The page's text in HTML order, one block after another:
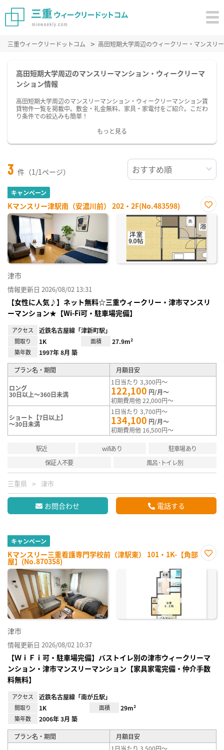
三重ウィークリードットコム 高田短期大学周辺のウィークリー・マンスリ
高田短期大学周辺のマンスリーマンション・ウィークリーマ
ンション情報
高田短期大学周辺のマンスリーマンション・ウィークリーマンション賃
貸物件一覧を掲載中。敷金・礼金無料、家具・家電付をご紹介。こだわ
り条件での絞込みも簡単！
もっと見る
3 件（1/1ページ）
キャンペーン
Kマンスリー津駅南（安濃川前） 202・2F(No.483598)
お気
に入
り登
録
津市
情報更新日 2026/08/02 13:31
【女性に人気♪】ネット無料☆三重ウィークリー・津市マンスリ
ーマンション★【Wi-Fi可・駐車場完備】
アクセス 近鉄名古屋線「津新町駅」
間取り 1K 面積 27.9m²
築年数 1997年 8月 築
プラン名・期間 月額目安
ロング
30日以上～360日未満
1日当たり 3,300円～
122,100 円/月～
初期費用他 22,000円～
ショート【7日以上】
～30日未満
1日当たり 3,700円～
134,100 円/月～
初期費用他 16,500円～
駅近 wifiあり
駐車場あり
保証人不要
風呂･トイレ別
三重県 津市
お問合わせ 電話する
キャンペーン
Kマンスリー三重看護専門学校前（津駅東） 101・1K-【角部
屋】(No.870358)
に入
津市
情報更新日 2026/08/02 10:37
【ＷｉＦｉ可・駐車場完備】バストイレ別の津市ウィークリーマ
ンション・津市マンスリーマンション【家具家電完備・仲介手数
料無料】
アクセス 近鉄名古屋線「南が丘駅」
間取り 1K 面積 29m²
築年数 2006年 3月 築
プラン名・期間 月額目安
1日当たり 3,500円～